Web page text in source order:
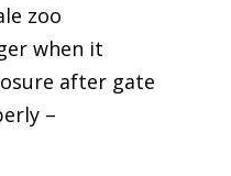
zoo
when it
after gate
–